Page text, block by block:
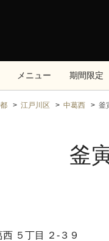
メニュー 期間限定
江戸川区 中葛西 釜
釜
５丁目 ２‐３９